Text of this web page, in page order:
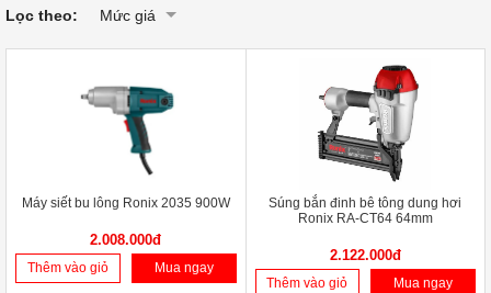
Lọc theo: Mức giá
Máy siết bu lông Ronix 2035 900W
2.008.000đ
Thêm vào giỏ Mua ngay
Súng bắn đinh bê tông dung hơi
Ronix RA-CT64 64mm
2.122.000đ
Thêm vào giỏ Mua ngay